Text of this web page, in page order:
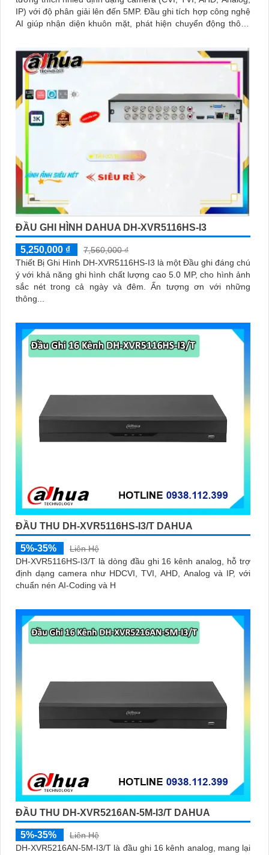
IP) với độ phân giải lên đến 5MP. Đầu ghi tích hợp công nghệ
AI giúp nhận diện khuôn mặt, phát hiện chuyển động thông
ĐẦU GHI HÌNH DAHUA DH-XVR5116HS-I3
5,250,000 ₫
7,560,000 ₫
Thiết Bị Ghi Hình DH-XVR5116HS-I3 là một Đầu ghi đáng chú
ý với khả năng ghi hình chất lượng cao 5.0 MP, cho hình ảnh
sắc nét trong cả ngày và đêm. Ấn tượng ơn với những
thông...
ĐẦU THU DH-XVR5116HS-I3/T DAHUA
5%-35%
Liên Hệ
DH-XVR5116HS-I3/T là dòng đầu ghi 16 kênh analog, hỗ trợ
định dạng camera như HDCVI, TVI, AHD, Analog và IP, với
chuẩn nén AI-Coding và H
ĐẦU THU DH-XVR5216AN-5M-I3/T DAHUA
5%-35%
Liên Hệ
DH-XVR5216AN-5M-I3/T là đầu ghi 16 kênh analog, mang lại